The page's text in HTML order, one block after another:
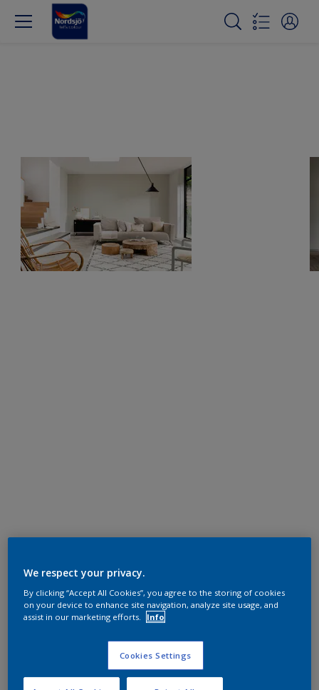
We respect your privacy.
By clicking “Accept All Cookies”, you agree to the storing of cookies
on your device to enhance site navigation, analyze site usage, and
assist in our marketing efforts.
Info
Cookies Settings